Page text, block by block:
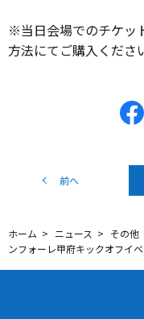
※当日会場でのチケッ
方法にてご購入くださ
前へ
ホーム ニュース その他
ンフォーレ甲府キックオフイ